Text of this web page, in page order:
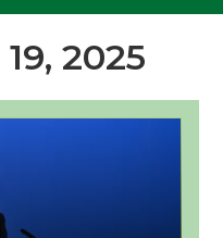
2025